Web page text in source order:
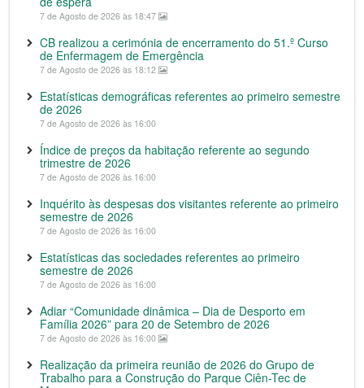
7 de Agosto de 2026 às 18:47
CB realizou a cerimónia de encerramento do 51.º Curso
de Enfermagem de Emergência
7 de Agosto de 2026 às 18:12
Estatísticas demográficas referentes ao primeiro semestre
de 2026
7 de Agosto de 2026 às 16:00
Índice de preços da habitação referente ao segundo
trimestre de 2026
7 de Agosto de 2026 às 16:00
Inquérito às despesas dos visitantes referente ao primeiro
semestre de 2026
7 de Agosto de 2026 às 16:00
Estatísticas das sociedades referentes ao primeiro
semestre de 2026
7 de Agosto de 2026 às 16:00
Adiar “Comunidade dinâmica – Dia de Desporto em
Família 2026” para 20 de Setembro de 2026
7 de Agosto de 2026 às 16:00
Realização da primeira reunião de 2026 do Grupo de
Trabalho para a Construção do Parque Ciên-Tec de